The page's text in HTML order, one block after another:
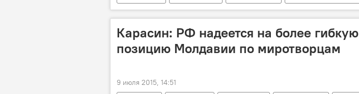
Научно-практический центр медицины скорой помощи Кишинева
жара
Карасин: РФ надеется на более гибкую
позицию Молдавии по миротворцам
9 июля 2015, 14:51